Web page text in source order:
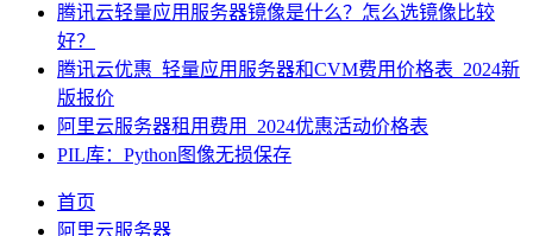
腾讯云轻量应用服务器镜像是什么？怎么选镜像比较
好？
腾讯云优惠_轻量应用服务器和CVM费用价格表_2024新
版报价
阿里云服务器租用费用_2024优惠活动价格表
PIL库：Python图像无损保存
首页
阿里云服务器